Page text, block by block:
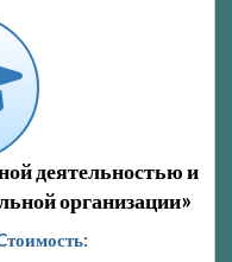
деятельностью и
организации»